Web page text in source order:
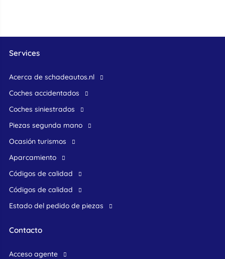
Services
Acerca de schadeautos.nl
Coches accidentados
Coches siniestrados
Piezas segunda mano
ocasión turismos
Aparcamiento
Códigos de calidad
Códigos de calidad
Estado del pedido de piezas
Contacto
acceso agente